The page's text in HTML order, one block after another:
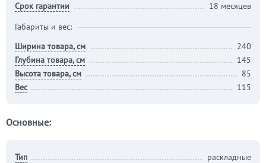
Срок гарантии
18 месяцев
Габариты и вес:
Ширина товара, см
240
Глубина товара, см
145
Высота товара, см
85
Вес
115
Основные:
Тип
раскладные